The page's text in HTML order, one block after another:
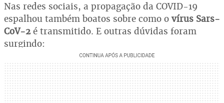
Nas redes sociais, a propagação da COVID-19
espalhou também boatos sobre como o vírus Sars-
CoV-2é transmitido. E outras dúvidas foram
surgindo: